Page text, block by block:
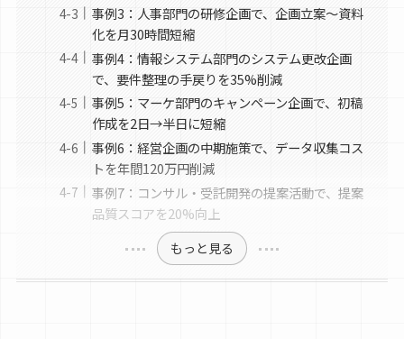
事例3：人事部門の研修企画で、企画立案〜資料
化を月30時間短縮
事例4：情報システム部門のシステム更改企画
で、要件整理の手戻りを35%削減
事例5：マーケ部門のキャンペーン企画で、初稿
作成を2日→半日に短縮
事例6：経営企画の中期施策で、データ収集コス
トを年間120万円削減
事例7：コンサル・受託開発の提案活動で、提案
品質スコアを20%向上
もっと見る